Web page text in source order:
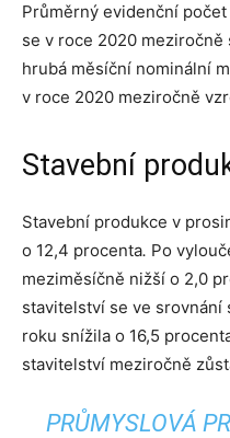
Průměrný evidenční
se v roce 2020
hrubá měsíční nominální
v roce 2020 meziročně
Stavební
Stavební produkce v
o 12,4 procenta. Po
meziměsíčně nižší o 2,0
stavitelství se ve srovnání
roku snížila o 16,5
stavitelství meziročně
PRŮMYSLOVÁ